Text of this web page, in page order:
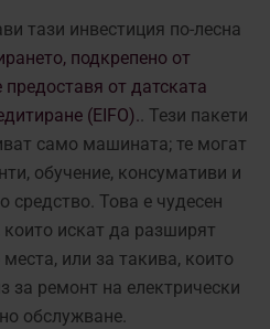
тази инвестиция по-лесна
подкрепено от
предоставя от датската
(EIFO).. Тези пакети
само машината; те могат
обучение, консумативи и
средство. Това е чудесен
искат да разширят
или за такива, които
за ремонт на електрически
обслужване.